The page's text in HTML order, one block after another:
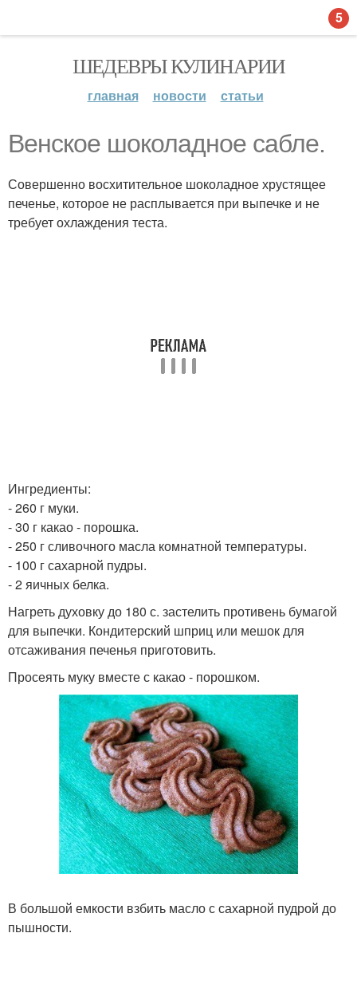
ШЕДЕВРЫ КУЛИНАРИИ
главная новости статьи
Венское шоколадное сабле.
Совершенно восхитительное шоколадное хрустящее
печенье, которое не расплывается при выпечке и не
требует охлаждения теста.
Ингредиенты:
- 260 г муки.
- 30 г какао - порошка.
- 250 г сливочного масла комнатной температуры.
- 100 г сахарной пудры.
- 2 яичных белка.
Нагреть духовку до 180 с. застелить противень бумагой
для выпечки. Кондитерский шприц или мешок для
отсаживания печенья приготовить.
Просеять муку вместе с какао - порошком.
В большой емкости взбить масло с сахарной пудрой до
пышности.
5